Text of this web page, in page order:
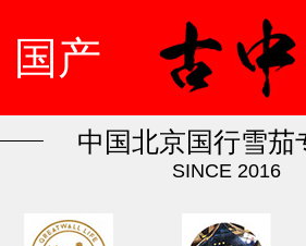
国产
中国北京国行雪茄
SINCE 2016